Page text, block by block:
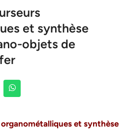
et synthèse
objets de
et synthèse